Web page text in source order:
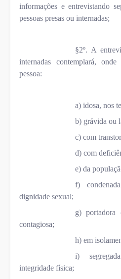
informações e entrevistando
pessoas presas ou internadas;
§2º. A
internadas contemplará,
pessoa:
a) idosa, nos
b) grávida ou
c) com
d) com
e) da
f)
dignidade sexual;
g) portadora
contagiosa;
h) em
i)
integridade física;